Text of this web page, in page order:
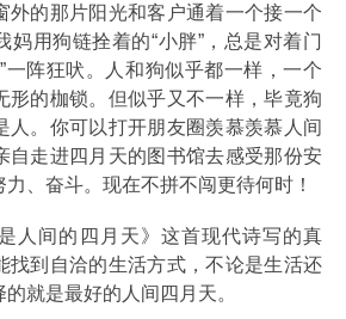
外的那片阳光和客户通着一个接一个
妈用狗链拴着的“小胖”，总是对着门
一阵狂吠。人和狗似乎都一样，一个
形的枷锁。但似乎又不一样，毕竟狗
人。你可以打开朋友圈羡慕羡慕人间
自走进四月天的图书馆去感受那份安
、奋斗。现在不拼不闯更待何时！
人间的四月天》这首现代诗写的真
找到自洽的生活方式，不论是生活还
就是最好的人间四月天。